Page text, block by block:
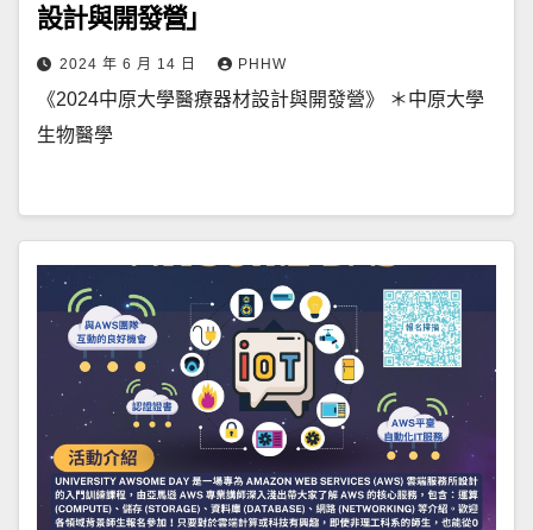
設計與開發營」
2024 年 6 月 14 日 PHHW
《2024中原大學醫療器材設計與開發營》 ＊中原大學
生物醫學